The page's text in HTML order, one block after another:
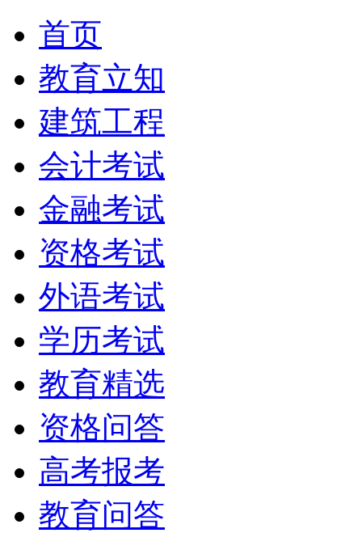
首页
教育立知
建筑工程
会计考试
金融考试
资格考试
外语考试
学历考试
教育精选
资格问答
高考报考
教育问答